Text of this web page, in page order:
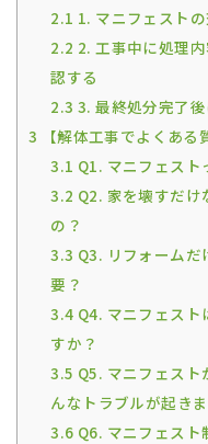
2.1 1. マニフェスト
2.2 2. 工事中に処理
認する
2.3 3. 最終処分完了
3 【解体工事でよくある
3.1 Q1. マニフェスト
3.2 Q2. 家を壊すだ
の？
3.3 Q3. リフォーム
要？
3.4 Q4. マニフェスト
すか？
3.5 Q5. マニフェス
んなトラブルが起き
3.6 Q6. マニフェス